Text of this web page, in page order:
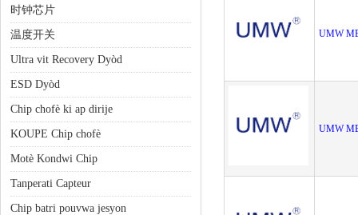
时钟芯片
温度开关
Ultra vit Recovery Dyòd
ESD Dyòd
Chip chofè ki ap dirije
KOUPE Chip chofè
Motè Kondwi Chip
Tanperati Capteur
Chip batri pouvwa jesyon
UMW
UMW